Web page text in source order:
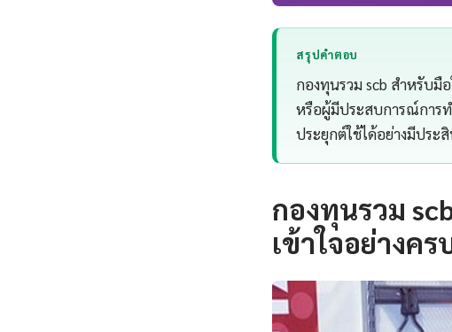
สรุปคำตอบ
กองทุนรวม scb สำหรับมื
หรือผู้มีประสบการณ์การท
ประยุกต์ใช้ได้อย่างมีประ
กองทุนรวม
เข้าใจอย่างค